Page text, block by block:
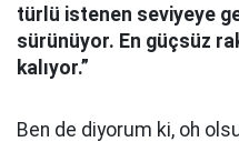
türlü istenen seviyeye
sürünüyor. En güçsüz
kalıyor.”
Ben de diyorum ki, oh